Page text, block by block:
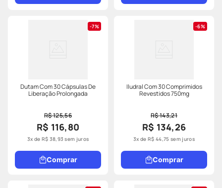
7%
Dutam Com 30 Cápsulas De
Liberação Prolongada
R$ 125,56
R$ 116,80
3x de R$ 38,93 sem juros
Comprar
6%
Iludral Com 30 Comprimidos
Revestidos 750mg
R$ 143,21
R$ 134,26
3x deR$ 44,75 sem juros
Comprar